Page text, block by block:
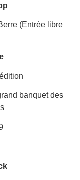
(Entrée libre
banquet des